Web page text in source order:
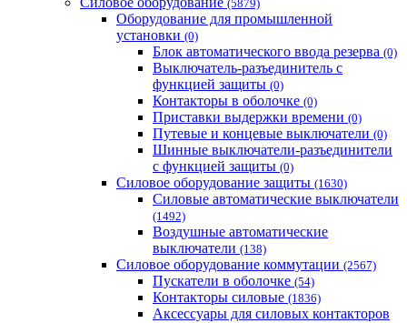
(5879)
Оборудование для промышленной
установки (0)
Блок автоматического ввода резерва (0)
Выключатель-разъединитель с
функцией защиты (0)
Контакторы в оболочке (0)
Приставки выдержки времени (0)
Путевые и концевые выключатели (0)
Шинные выключатели-разъединители
с функцией защиты (0)
Силовое оборудование защиты (1630)
Силовые автоматические выключатели
(1492)
Воздушные автоматические
выключатели (138)
Силовое оборудование коммутации (2567)
Пускатели в оболочке (54)
Контакторы силовые (1836)
Аксессуары для силовых контакторов